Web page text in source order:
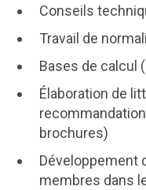
Conseils
Travail de
Bases de calcul
Élaboration de
brochures)
Développement
membres dans